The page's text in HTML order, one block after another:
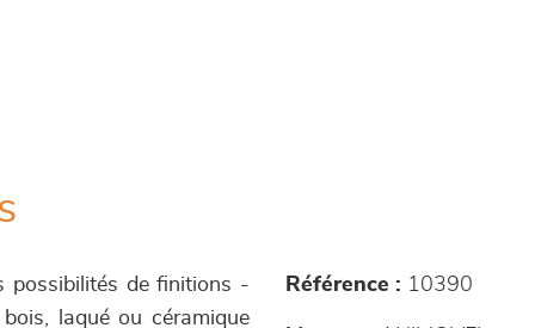
possibilités de finitions -
laqué ou céramique
Référence : 10390